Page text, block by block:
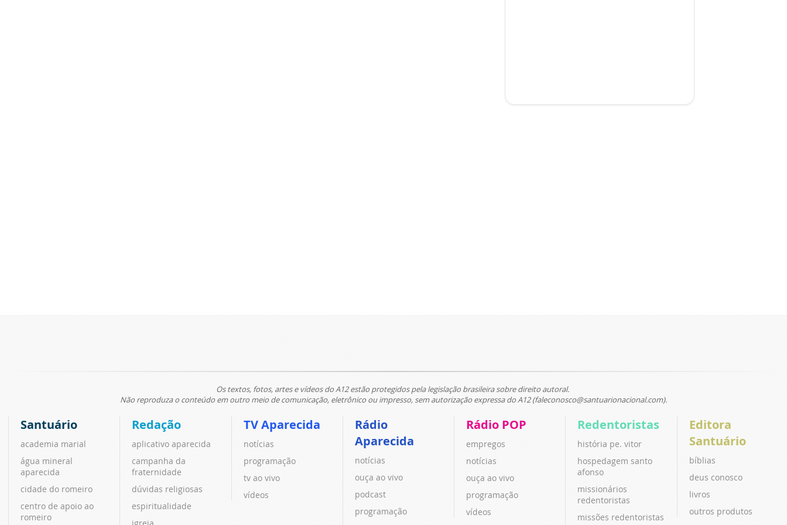
Os textos, fotos, artes e vídeos do A12 estão protegidos pela legislação brasileira sobre direito autoral.
Não reproduza o conteúdo em outro meio de comunicação, eletrônico ou impresso, sem autorização expressa do A12 (faleconosco@santuarionacional.com).
Santuário
academia marial
água mineral
aparecida
cidade do romeiro
centro de apoio ao
romeiro
Redação
aplicativo aparecida
campanha da
fraternidade
dúvidas religiosas
espiritualidade
igreja
TV Aparecida
notícias
programação
tv ao vivo
vídeos
Rádio
Aparecida
notícias
ouça ao vivo
podcast
programação
Rádio POP
empregos
notícias
ouça ao vivo
programação
vídeos
Redentoristas
história pe. vitor
hospedagem santo
afonso
missionários
redentoristas
missões redentoristas
Editora
Santuário
bíblias
deus conosco
livros
outros produtos